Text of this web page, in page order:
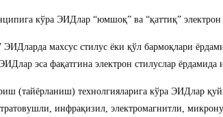
кўра ЭИДлар “юмшоқ” ва “қаттиқ” электрон
махсус стилус ёки қўл бармоқлари
эса фақатгина электрон стилуслар ёрдамида
(тайёрланиш) технолгияларига кўра ЭИДлар
инфрақизил, электромагнитли,